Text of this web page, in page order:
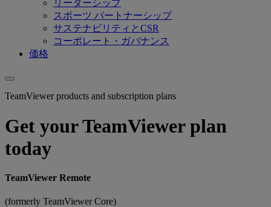
リーダーシップ
スポーツ パートナーシップ
サステナビリティとCSR
コーポレート・ガバナンス
価格
TeamViewer products and subscription plans
Get your TeamViewer plan
today
TeamViewer Remote
(formerly TeamViewer Core)